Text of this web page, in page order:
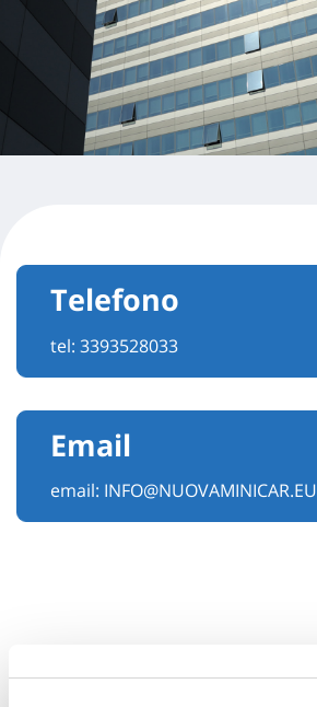
Telefono
tel: 3393528033
Email
email: INFO@NUOVAMINICAR.EU